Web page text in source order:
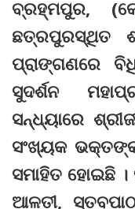
ବ୍ରହ୍ମପୁର,
ଛତ୍ରପୁରସ୍ଥିତ
ପ୍ରାଙ୍ଗଣରେ
ସୁଦର୍ଶନ
ସନ୍ଧ୍ୟାରେ
ସଂଖ୍ୟକ
ସମାହିତ ହୋଇଛି ।
ଆଳତୀ,